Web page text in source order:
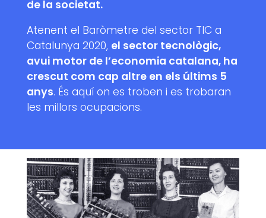
de la societat.
Atenent el Baròmetre del sector TIC a
Catalunya 2020, el sector tecnològic,
avui motor de l’economia catalana, ha
crescut com cap altre en els últims 5
anys. És aquí on es troben i es trobaran
les millors ocupacions.